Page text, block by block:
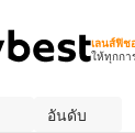
เลนส์ฟิช
ให้ทุกกา
อันดับ